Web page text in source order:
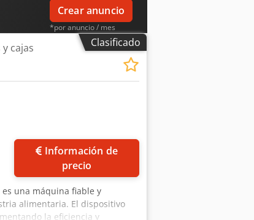
Crear anuncio
*por anuncio / mes
Clasificado
cajas
precio
una máquina fiable y
alimentaria. El dispositivo
la eficiencia y